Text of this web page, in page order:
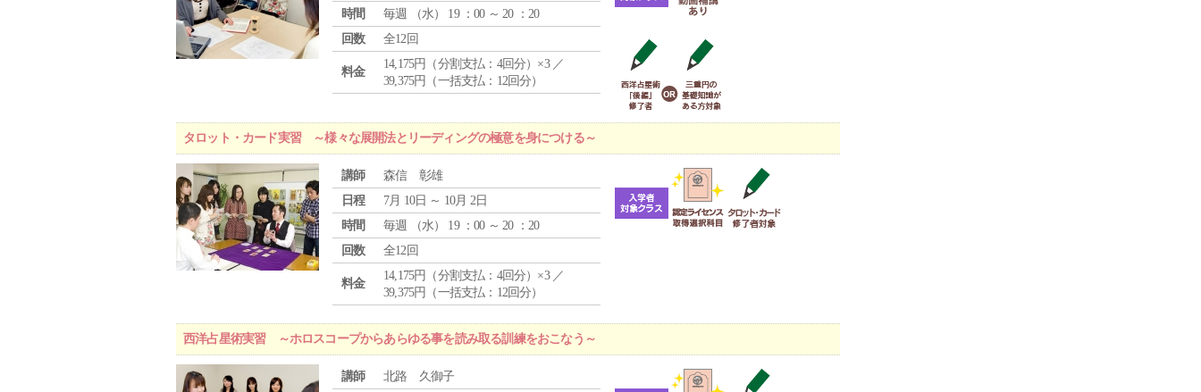
時間
毎週 （水） 19 ：00 ～ 20 ：20
回数
全12回
料金
14,175円（分割支払：4回分）×3 ／
39,375円（一括支払：12回分）
タロット・カード実習 ～様々な展開法とリーディングの極意を身につける～
講師
森信 彰雄
日程
7月 10日 ～ 10月 2日
時間
毎週 （水） 19 ：00 ～ 20 ：20
回数
全12回
料金
14,175円（分割支払：4回分）×3 ／
39,375円（一括支払：12回分）
西洋占星術実習 ～ホロスコープからあらゆる事を読み取る訓練をおこなう～
講師 北路 久御子